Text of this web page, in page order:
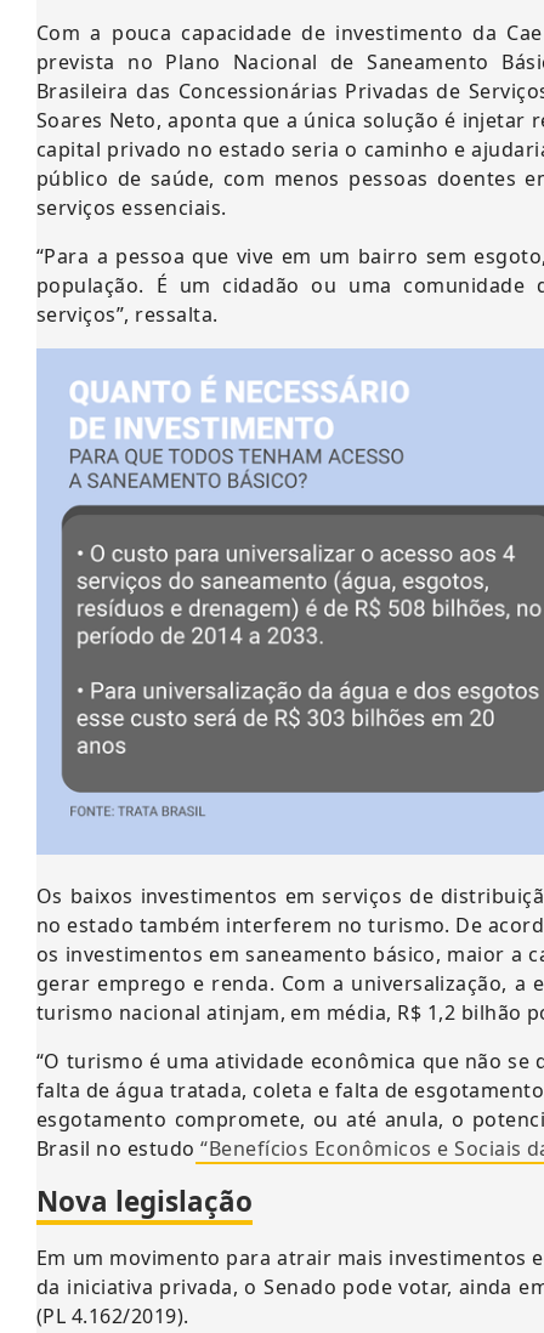
Com a pouca capacidade de investimento da
prevista no Plano Nacional de Saneamento
Brasileira das Concessionárias Privadas de
Soares Neto, aponta que a única solução é injetar
capital privado no estado seria o caminho e
público de saúde, com menos pessoas doentes
serviços essenciais.
“Para a pessoa que vive em um bairro sem
população. É um cidadão ou uma
serviços”, ressalta.
Os baixos investimentos em serviços de
no estado também interferem no turismo. De
os investimentos em saneamento básico, maior a
gerar emprego e renda. Com a universalização,
turismo nacional atinjam, em média, R$ 1,2 bilhão
“O turismo é uma atividade econômica que não
falta de água tratada, coleta e falta de
esgotamento compromete, ou até anula, o
Brasil no estudo “Benefícios Econômicos e Sociais
Nova legislação
Em um movimento para atrair mais investimentos
da iniciativa privada, o Senado pode votar, ainda
(PL 4.162/2019).